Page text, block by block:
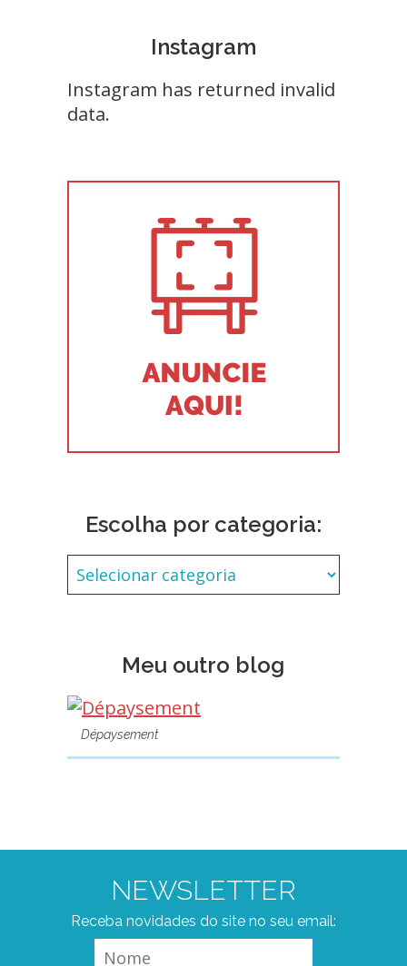
Instagram
Instagram has returned invalid
data.
Escolha por categoria:
Meu outro blog
Dépaysement
NEWSLETTER
Receba novidades do site no seu email: